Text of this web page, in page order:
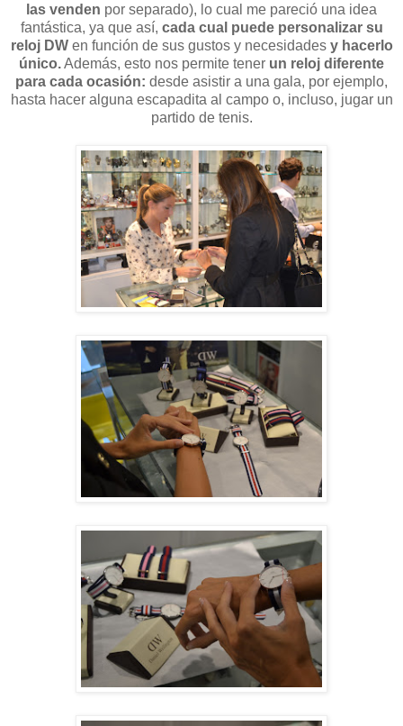
las venden por separado), lo cual me pareció una idea
fantástica, ya que así, cada cual puede personalizar su
reloj DWen función de sus gustos y necesidadesy hacerlo
único.Además, esto nos permite tener un reloj diferente
para cada ocasión: desde asistir a una gala, por ejemplo,
hasta hacer alguna escapadita al campo o, incluso, jugar un
partido de tenis.